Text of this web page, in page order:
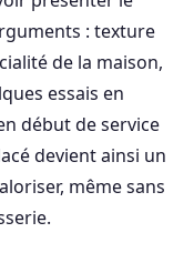
: texture
de la maison,
essais en
début de service
devient ainsi un
même sans